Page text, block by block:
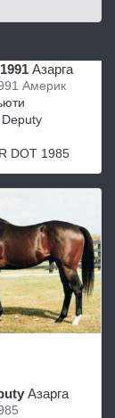
Азарга
Америк
DOT 1985
Азарга